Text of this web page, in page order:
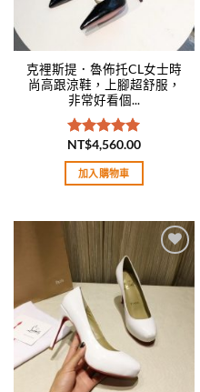
克裡斯提．魯佈托CL女士時
尚高跟涼鞋，上腳超舒服，
非常好看個...
評分5.00
滿分 5
NT$4,560.00
加入購物車
Add to
wishlist